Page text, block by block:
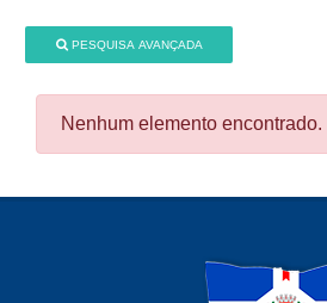
PESQUISA AVANÇADA
Nenhum elemento encontrado.